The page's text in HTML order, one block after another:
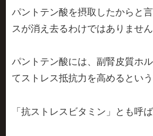
パントテン酸を摂取したからと
スが消え去るわけではありません
パントテン酸には、 副腎皮質ホ
てストレス抵抗力を高める とい
「抗ストレスビタミン」 とも呼